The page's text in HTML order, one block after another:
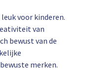
voor kinderen.
van
bewust van de
merken.